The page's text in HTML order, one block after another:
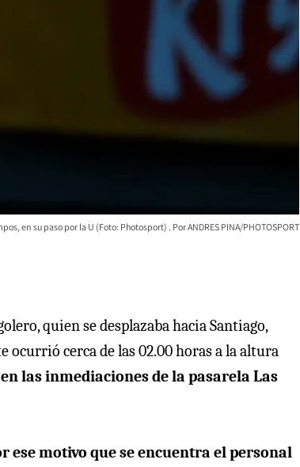
en su paso por la U (Foto: Photosport) ANDRES PINA/PHOTOSPORT
quien se desplazaba hacia Santiago,
ocurrió cerca de las 02.00 horas a la altura
las inmediaciones de la pasarela Las
ese motivo que se encuentra el personal